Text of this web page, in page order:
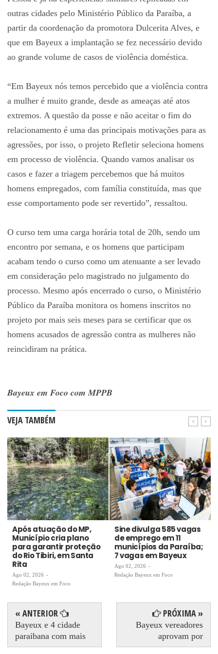
outras cidades pelo Ministério Público da Paraíba, a
partir da coordenação da promotora Dulcerita Alves, e
que em Bayeux a implantação se fez necessário devido
ao grande volume de casos de violência doméstica.
“Em Bayeux nós temos percebido que a violência contra
a mulher é muito grande, desde as ameaças até atos
extremos. A questão da posse e não aceitar o fim do
relacionamento é uma das principais motivações para as
agressões, por isso, o projeto Refletir seleciona homens
em processo de violência. Quando vamos analisar os
casos e fazer a triagem percebemos que há muitos
homens empregados, com família constituída, mas que
esse comportamento pode ser revertido”, ressaltou.
O curso tem uma carga horária total de 20h, sendo um
encontro por semana, e os homens que participam
acabam tendo o curso como um atenuante a ser levado
em consideração pelo magistrado no julgamento do
processo. Mesmo após encerrado o curso, o Ministério
Público da Paraíba monitora os homens inscritos no
projeto por mais seis meses para se certificar que os
homens acusados de agressão contra as mulheres não
reincidiram na prática.
Bayeux em Foco com MPPB
VEJA TAMBÉM
Após atuação do MP,
Município cria plano
para garantir proteção
do Rio Tibiri, em Santa
Rita
Ago 02, 2026 -
Redação Bayeux em Foco
Sine divulga 585 vagas
de emprego em 11
municípios da Paraíba;
7 vagas em Bayeux
Ago 02, 2026 -
Redação Bayeux em Foco
« ANTERIOR
Bayeux e 4 cidade
paraibana com mais
PRÓXIMA »
Bayeux vereadores
aprovam por